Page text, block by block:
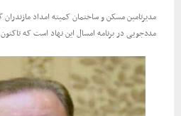
مددجویی در برنامه امسال این نهاد است که تاکنون ۵۱۱ واحد تعمیر شد.